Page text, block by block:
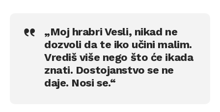
„Moj hrabri Vesli, nikad ne
dozvoli da te iko učini malim.
Vrediš više nego što će ikada
znati. Dostojanstvo se ne
daje. Nosi se.“